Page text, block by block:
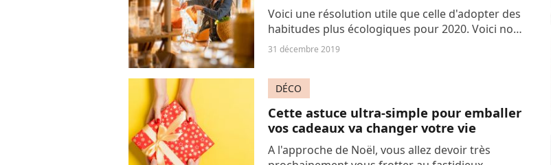
Voici une résolution utile que celle d'adopter des
habitudes plus écologiques pour 2020. Voici nos
pistes pour s'y mettre doucement mais sûrement
31 décembre 2019
DÉCO
Cette astuce ultra-simple pour emballer
vos cadeaux va changer votre vie
A l'approche de Noël, vous allez devoir très